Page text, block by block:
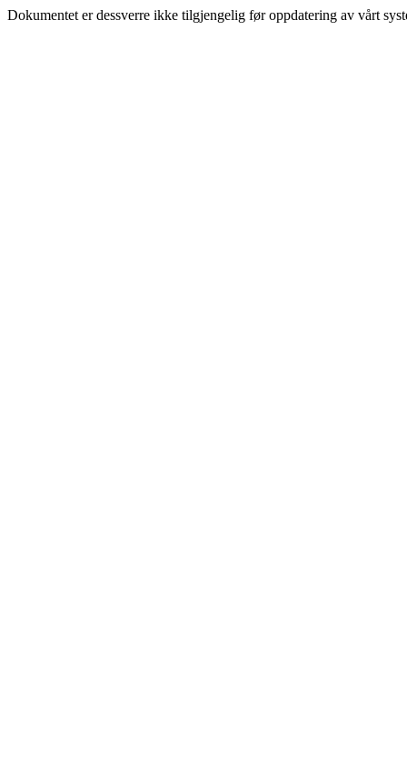
Dokumentet er dessverre ikke tilgjengelig før oppdatering av vårt